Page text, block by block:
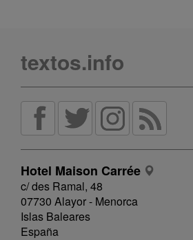
textos.info
Hotel Maison Carrée
c/ des Ramal, 48
07730 Alayor - Menorca
Islas Baleares
España